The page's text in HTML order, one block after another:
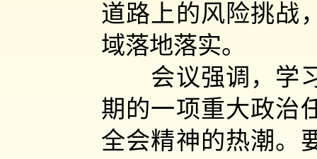
道路上的风险挑战
域落地落实。
会议强调，学习
期的一项重大政治
全会精神的热潮。